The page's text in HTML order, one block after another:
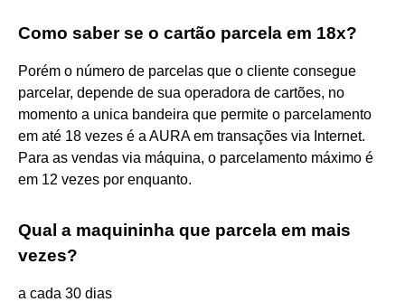
Como saber se o cartão parcela em 18x?
Porém o número de parcelas que o cliente consegue
parcelar, depende de sua operadora de cartões, no
momento a unica bandeira que permite o parcelamento
em até 18 vezes é a AURA em transações via Internet.
Para as vendas via máquina, o parcelamento máximo é
em 12 vezes por enquanto.
Qual a maquininha que parcela em mais
vezes?
a cada 30 dias